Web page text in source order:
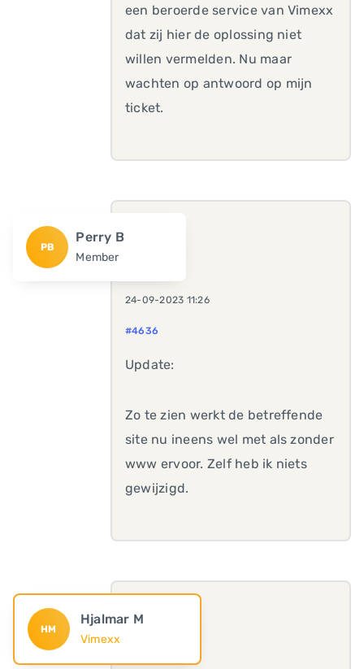
een beroerde service van Vimexx
dat zij hier de oplossing niet
willen vermelden. Nu maar
wachten op antwoord op mijn
ticket.
PB
Perry B
Member
24-09-2023 11:26
#4636
Update:
Zo te zien werkt de betreffende
site nu ineens wel met als zonder
www ervoor. Zelf heb ik niets
gewijzigd.
HM
Hjalmar M
Vimexx